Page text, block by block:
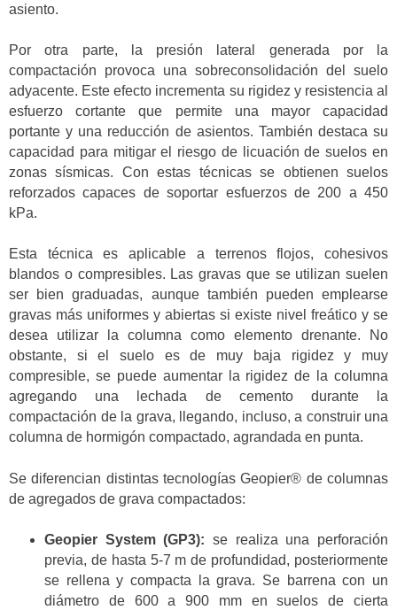
asiento.
Por otra parte, la presión lateral generada por la
compactación provoca una sobreconsolidación del suelo
adyacente. Este efecto incrementa su rigidez y resistencia al
esfuerzo cortante que permite una mayor capacidad
portante y una reducción de asientos. También destaca su
capacidad para mitigar el riesgo de licuación de suelos en
zonas sísmicas. Con estas técnicas se obtienen suelos
reforzados capaces de soportar esfuerzos de 200 a 450
kPa.
Esta técnica es aplicable a terrenos flojos, cohesivos
blandos o compresibles. Las gravas que se utilizan suelen
ser bien graduadas, aunque también pueden emplearse
gravas más uniformes y abiertas si existe nivel freático y se
desea utilizar la columna como elemento drenante. No
obstante, si el suelo es de muy baja rigidez y muy
compresible, se puede aumentar la rigidez de la columna
agregando una lechada de cemento durante la
compactación de la grava, llegando, incluso, a construir una
columna de hormigón compactado, agrandada en punta.
Se diferencian distintas tecnologías Geopier® de columnas
de agregados de grava compactados:
Geopier System (GP3): se realiza una perforación
previa, de hasta 5-7 m de profundidad, posteriormente
se rellena y compacta la grava. Se barrena con un
diámetro de 600 a 900 mm en suelos de cierta